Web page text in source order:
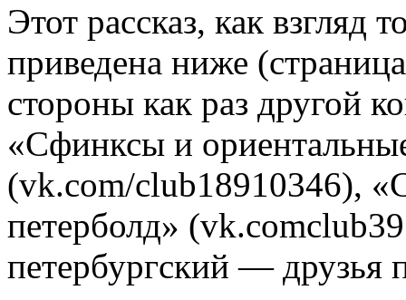
Этот рассказ, как взгляд
приведена ниже
стороны как раз другой
«Сфинксы и
(vk.com/club18910346),
петерболд»
петербургский — друзья